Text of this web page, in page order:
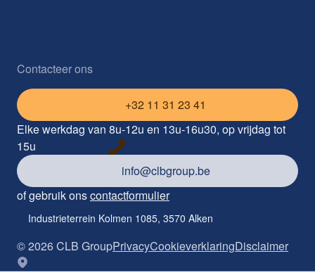
Contacteer ons
+32 11 31 23 41
Elke werkdag van 8u-12u en 13u-16u30, op vrijdag tot
15u
info@clbgroup.be
of gebruik onscontactformulier
Industrieterrein Kolmen 1085, 3570 Alken
©2026CLB GroupPrivacyCookieverklaringDisclaimer